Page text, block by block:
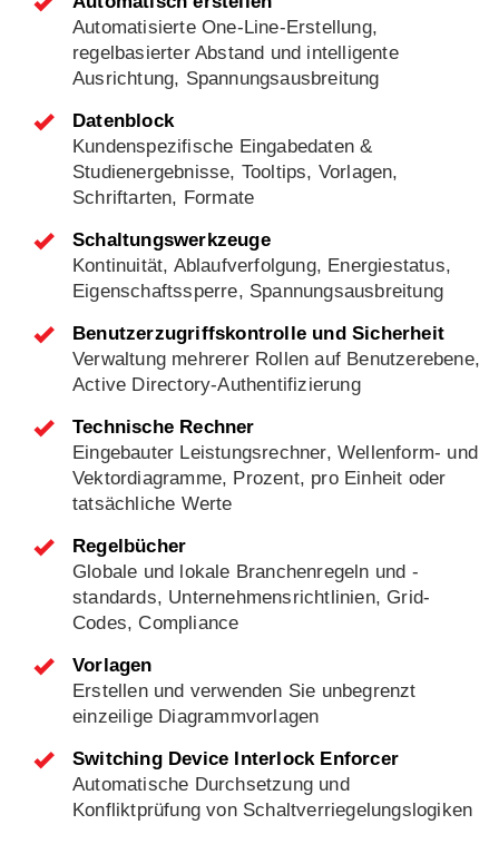
Automatisierte One-Line-Erstellung,
regelbasierter Abstand und intelligente
Ausrichtung, Spannungsausbreitung
Datenblock
Kundenspezifische Eingabedaten &
Studienergebnisse, Tooltips, Vorlagen,
Schriftarten, Formate
Schaltungswerkzeuge
Kontinuität, Ablaufverfolgung, Energiestatus,
Eigenschaftssperre, Spannungsausbreitung
Benutzerzugriffskontrolle und Sicherheit
Verwaltung mehrerer Rollen auf Benutzerebene,
Active Directory-Authentifizierung
Technische Rechner
Eingebauter Leistungsrechner, Wellenform- und
Vektordiagramme, Prozent, pro Einheit oder
tatsächliche Werte
Regelbücher
Globale und lokale Branchenregeln und -
standards, Unternehmensrichtlinien, Grid-
Codes, Compliance
Vorlagen
Erstellen und verwenden Sie unbegrenzt
einzeilige Diagrammvorlagen
Switching Device Interlock Enforcer
Automatische Durchsetzung und
Konfliktprüfung von Schaltverriegelungslogiken